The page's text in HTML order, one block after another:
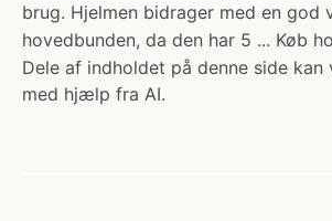
brug. Hjelmen bidrager med en god
hovedbunden, da den har 5 ... Køb
Dele af indholdet på denne side
med hjælp fra AI.